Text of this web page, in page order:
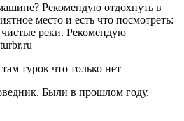
Рекомендую отдохнуть в
место и есть что посмотреть:
реки. Рекомендую
турок что только нет
Были в прошлом году.